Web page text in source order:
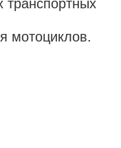
мотоциклов.